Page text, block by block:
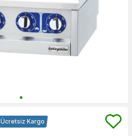
Ücretsiz Kargo